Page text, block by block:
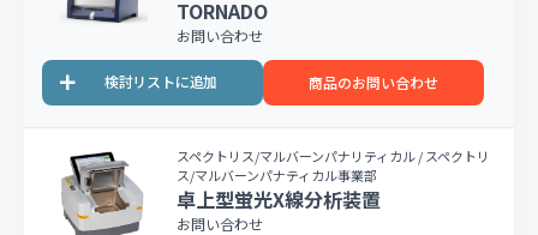
TORNADO
お問い合わせ
商品のお問い合わせ
スペクトリス/マルバーンパナリティカル / スペクトリ
ス/マルバーンパナティカル事業部
卓上型蛍光X線分析装置
お問い合わせ